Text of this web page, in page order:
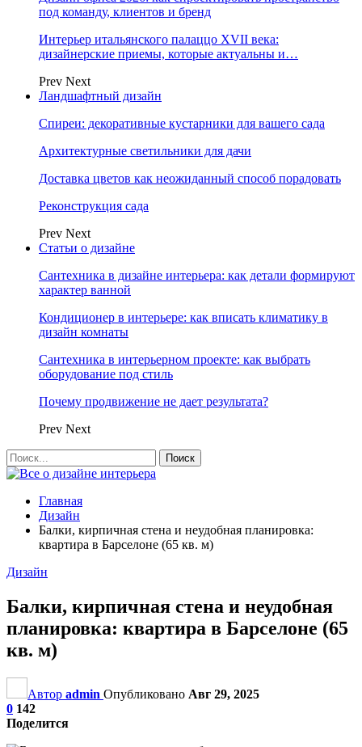
под команду, клиентов и бренд
Интерьер итальянского палаццо XVII века:
дизайнерские приемы, которые актуальны и…
Prev Next
Ландшафтный дизайн
Спиреи: декоративные кустарники для вашего сада
Архитектурные светильники для дачи
Доставка цветов как неожиданный способ порадовать
Реконструкция сада
Prev Next
Статьи о дизайне
Сантехника в дизайне интерьера: как детали формируют
характер ванной
Кондиционер в интерьере: как вписать климатику в
дизайн комнаты
Сантехника в интерьерном проекте: как выбрать
оборудование под стиль
Почему продвижение не дает результата?
Prev Next
Главная
Дизайн
Балки, кирпичная стена и неудобная планировка:
квартира в Барселоне (65 кв. м)
Дизайн
Балки, кирпичная стена и неудобная
планировка: квартира в Барселоне (65
кв. м)
Автор admin Опубликовано Авг 29, 2025
0 142
Поделится